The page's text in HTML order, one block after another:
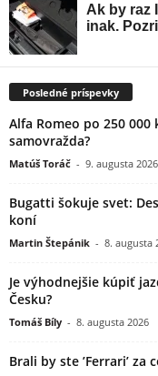
Posledné príspevky
Alfa Romeo po 250
samovražda?
Matúš Toráč - 9. augusta 2026
Bugatti šokuje svet:
koní
Martin Štepánik - 8. augusta
Je výhodnejšie kúpiť
Česku?
Tomáš Bíly - 8. augusta 2026
Brali by ste ’Ferrari’ za